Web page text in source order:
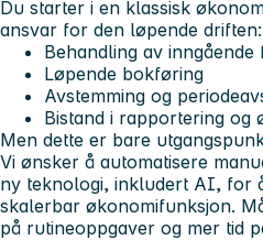
Du starter i en klassisk
ansvar for den løpende driften:
Behandling av
Løpende bokføring
Avstemming og
Bistand i rapportering og
Men dette er bare
Vi ønsker å automatisere
ny teknologi, inkludert AI, for
skalerbar økonomifunksjon.
på rutineoppgaver og mer tid